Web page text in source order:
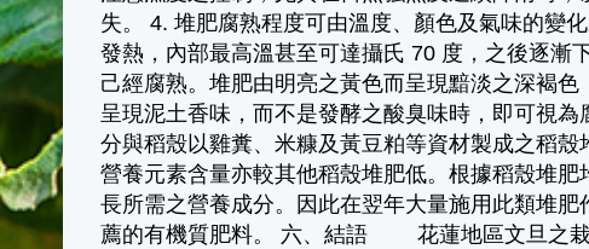
失。 4. 堆肥腐熟程度可由溫度、顏色及氣味的變
發熱，內部最高溫甚至可達攝氏 70 度，之後逐漸
己經腐熟。堆肥由明亮之黃色而呈現黯淡之深褐
呈現泥土香味，而不是發酵之酸臭味時，即可
分與稻殼以雞糞、米糠及黃豆粕等資材製成之稻
營養元素含量亦較其他稻殼堆肥低。根據稻殼堆
長所需之營養成分。因此在翌年大量施用此類堆
薦的有機質肥料。 六、結語 花蓮地區文旦之栽